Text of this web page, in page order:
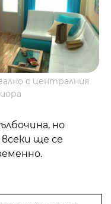
с централния
но
ще се